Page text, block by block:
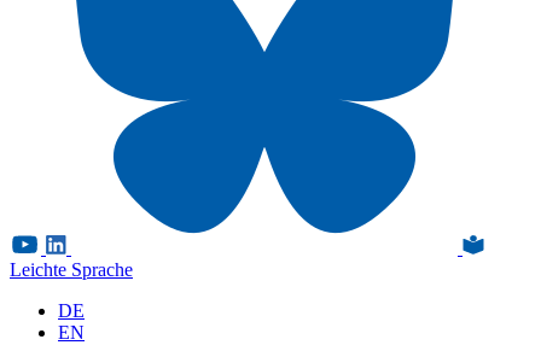
Leichte Sprache
DE
EN